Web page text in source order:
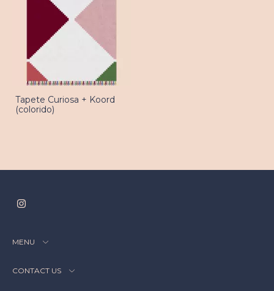
Tapete Curiosa + Koord
(colorido)
MENU
CONTACT US